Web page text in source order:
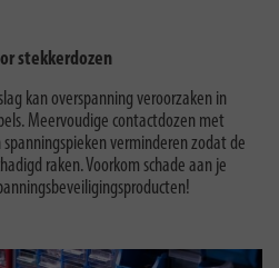
stekkerdozen
kan overspanning veroorzaken in
Meervoudige contactdozen met
verminderen zodat de
raken. Voorkom schade aan je